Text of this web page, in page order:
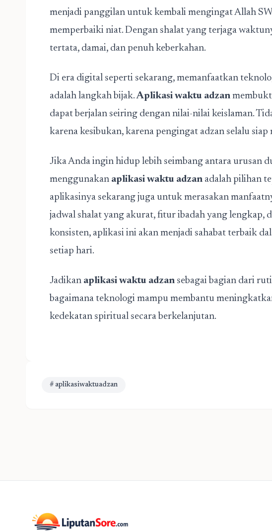
menjadi panggilan untuk kembali mengingat Allah
memperbaiki niat. Dengan shalat yang terjaga
tertata, damai, dan penuh keberkahan.
Di era digital seperti sekarang, memanfaatkan
adalah langkah bijak.Aplikasi waktu adzan
dapat berjalan seiring dengan nilai-nilai keislaman.
karena kesibukan, karena pengingat adzan selalu
Jika Anda ingin hidup lebih seimbang antara urusan
menggunakan aplikasi waktu adzan adalah pilihan
aplikasinya sekarang juga untuk merasakan
jadwal shalat yang akurat, fitur ibadah yang lengkap,
konsisten, aplikasi ini akan menjadi sahabat terbaik
setiap hari.
Jadikan aplikasi waktu adzan sebagai bagian dari
bagaimana teknologi mampu membantu
kedekatan spiritual secara berkelanjutan.
# aplikasiwaktuadzan